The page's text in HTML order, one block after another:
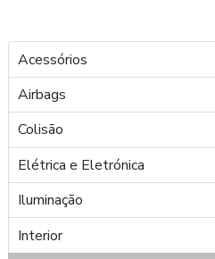
Acessórios
Airbags
Colisão
Elétrica e Eletrónica
Iluminação
Interior